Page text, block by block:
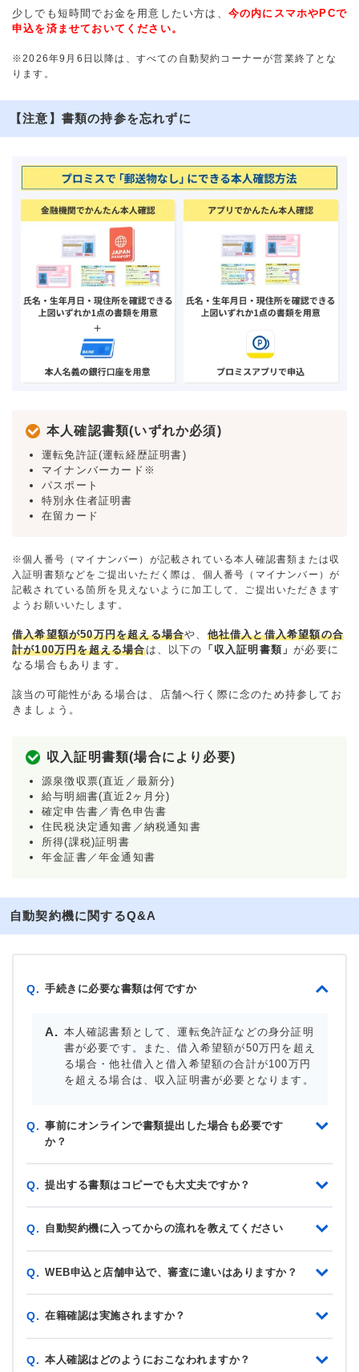
少しでも短時間でお金を用意したい方は、 今の内にスマホやPCで
申込を済ませておいてください。
※2026年9月6日以降は、すべての自動契約コーナーが営業終了とな
ります。
【注意】書類の持参を忘れずに
本人確認書類(いずれか必須)
運転免許証(運転経歴証明書)
マイナンバーカード※
パスポート
特別永住者証明書
在留カード
※個人番号（マイナンバー）が記載されている本人確認書類または収
入証明書類などをご提出いただく際は、個人番号（マイナンバー）が
記載されている箇所を見えないように加工して、ご提出いただきます
ようお願いいたします。
借入希望額が50万円を超える場合や、 他社借入と借入希望額の合
計が100万円を超える場合は、以下の 「収入証明書類」が必要に
なる場合もあります。
該当の可能性がある場合は、店舗へ行く際に念のため持参してお
きましょう。
収入証明書類(場合により必要)
源泉徴収票(直近／最新分)
給与明細書(直近2ヶ月分)
確定申告書／青色申告書
住民税決定通知書／納税通知書
所得(課税)証明書
年金証書／年金通知書
自動契約機に関するQ&A
Q. 手続きに必要な書類は何ですか
本人確認書類として、運転免許証などの身分証明
書が必要です。また、借入希望額が50万円を超え
る場合・他社借入と借入希望額の合計が100万円
を超える場合は、収入証明書が必要となります。
Q. 事前にオンラインで書類提出した場合も必要です
か？
Q. 提出する書類はコピーでも大丈夫ですか？
Q. 自動契約機に入ってからの流れを教えてください
Q. WEB申込と店舗申込で、審査に違いはありますか？
Q. 在籍確認は実施されますか？
Q. 本人確認はどのようにおこなわれますか？